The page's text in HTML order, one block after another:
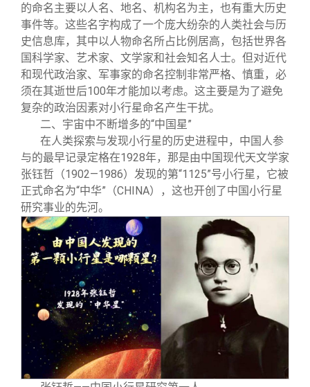
的命名主要以人名、地名、机构名为主，也有重大历史
事件等。这些名字构成了一个庞大纷杂的人类社会与历
史信息库，其中以人物命名所占比例居高，包括世界各
国科学家、艺术家、文学家和社会知名人士。但对近代
和现代政治家、军事家的命名控制非常严格、慎重，必
须在其逝世后100年才能加以考虑。这主要是为了避免
复杂的政治因素对小行星命名产生干扰。
二、宇宙中不断增多的“中国星”
在人类探索与发现小行星的历史进程中，中国人参
与的最早记录定格在1928年，那是由中国现代天文学家
张钰哲（1902—1986）发现的第“1125”号小行星，它被
正式命名为“中华”（CHINA），这也开创了中国小行星
研究事业的先河。